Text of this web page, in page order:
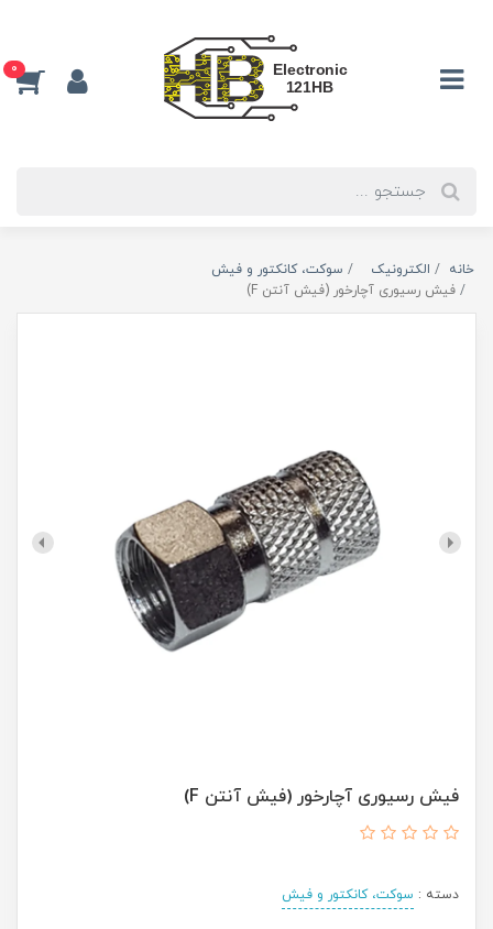
0
خانه الکترونیک
سوكت، كانكتور و فيش
فیش رسیوری آچارخور (فیش آنتن F)
فیش رسیوری آچارخور (فیش آنتن F)
دسته : سوكت، كانكتور و فيش